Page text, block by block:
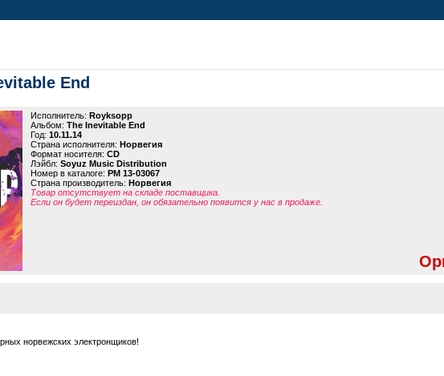
End
Исполнитель: Royksopp
Альбом: The Inevitable End
Год: 10.11.14
Страна исполнителя: Норвегия
Формат носителя: CD
Лэйбл: Soyuz Music Distribution
Номер в каталоге: PM 13-03067
Страна производитель: Норвегия
Товар отсутствует на складе поставщика.
Если он будет переиздан, он обязательно появится у нас в продаже.
норвежских электронщиков!